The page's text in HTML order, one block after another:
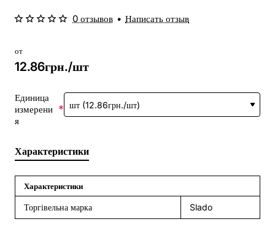
0 отзывов • Написать отзыв
от
12.86грн./шт
Единица
измерени
я
Характеристики
Характеристики
Торгівельна марка Slado